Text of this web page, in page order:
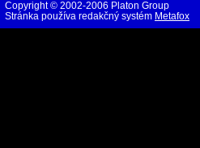
Copyright © 2002-2006 Platon Group
Stránka používa redakčný systém Metafox